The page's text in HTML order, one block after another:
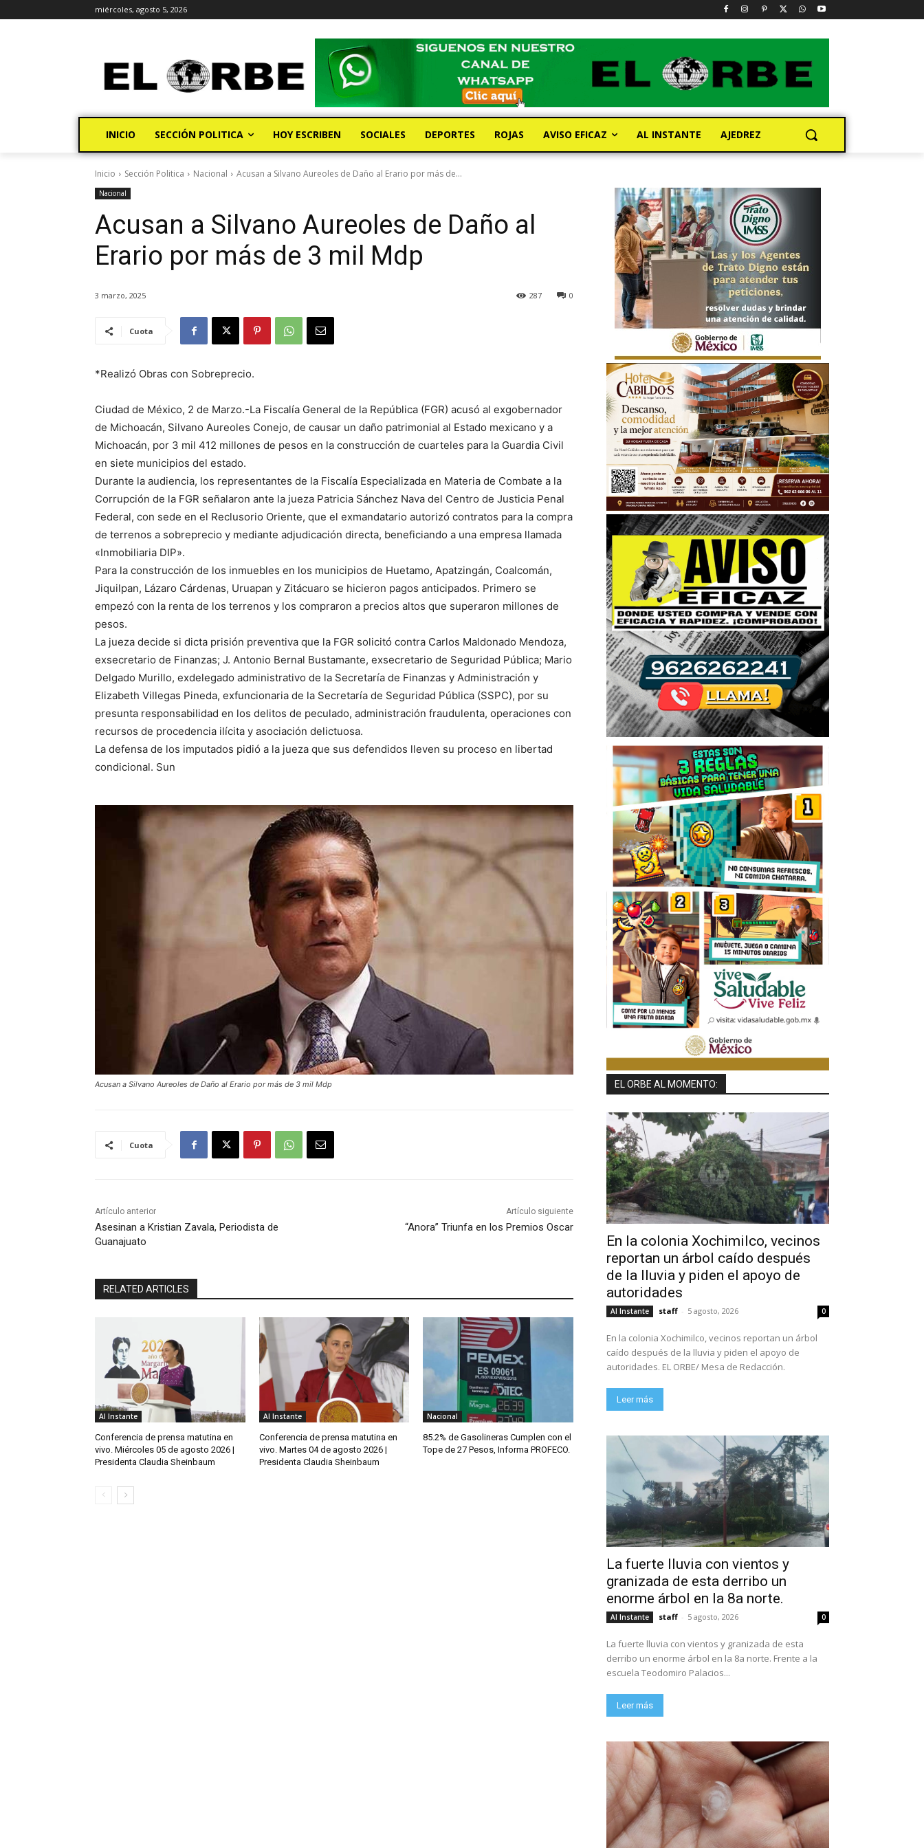
miércoles, agosto 5, 2026
INICIO SECCIÓN POLITICA HOY ESCRIBEN SOCIALES DEPORTES ROJAS AVISO EFICAZ AL INSTANTE AJEDREZ
Inicio Sección Politica Nacional Acusan a Silvano Aureoles de Daño al Erario por más de...
Nacional
Acusan a Silvano Aureoles de Daño al
Erario por más de 3 mil Mdp
3 marzo, 2025 0
287
Cuota
*Realizó Obras con Sobreprecio.
Ciudad de México, 2 de Marzo.-La Fiscalía General de la República (FGR) acusó al exgobernador
de Michoacán, Silvano Aureoles Conejo, de causar un daño patrimonial al Estado mexicano y a
Michoacán, por 3 mil 412 millones de pesos en la construcción de cuarteles para la Guardia Civil
en siete municipios del estado.
Durante la audiencia, los representantes de la Fiscalía Especializada en Materia de Combate a la
Corrupción de la FGR señalaron ante la jueza Patricia Sánchez Nava del Centro de Justicia Penal
Federal, con sede en el Reclusorio Oriente, que el exmandatario autorizó contratos para la compra
de terrenos a sobreprecio y mediante adjudicación directa, beneficiando a una empresa llamada
«Inmobiliaria DIP».
Para la construcción de los inmuebles en los municipios de Huetamo, Apatzingán, Coalcomán,
Jiquilpan, Lázaro Cárdenas, Uruapan y Zitácuaro se hicieron pagos anticipados. Primero se
empezó con la renta de los terrenos y los compraron a precios altos que superaron millones de
pesos.
La jueza decide si dicta prisión preventiva que la FGR solicitó contra Carlos Maldonado Mendoza,
exsecretario de Finanzas; J. Antonio Bernal Bustamante, exsecretario de Seguridad Pública; Mario
Delgado Murillo, exdelegado administrativo de la Secretaría de Finanzas y Administración y
Elizabeth Villegas Pineda, exfuncionaria de la Secretaría de Seguridad Pública (SSPC), por su
presunta responsabilidad en los delitos de peculado, administración fraudulenta, operaciones con
recursos de procedencia ilícita y asociación delictuosa.
La defensa de los imputados pidió a la jueza que sus defendidos lleven su proceso en libertad
condicional. Sun
Acusan a Silvano Aureoles de Daño al Erario por más de 3 mil Mdp
Cuota
Artículo anterior
Asesinan a Kristian Zavala, Periodista de
Guanajuato
Artículo siguiente
“Anora” Triunfa en los Premios Oscar
RELATED ARTICLES
Al Instante
Conferencia de prensa matutina en
vivo. Miércoles 05 de agosto 2026 |
Presidenta Claudia Sheinbaum
Al Instante
Conferencia de prensa matutina en
vivo. Martes 04 de agosto 2026 |
Presidenta Claudia Sheinbaum
Nacional
85.2% de Gasolineras Cumplen con el
Tope de 27 Pesos, Informa PROFECO.
EL ORBE AL MOMENTO:
En la colonia Xochimilco, vecinos
reportan un árbol caído después
de la lluvia y piden el apoyo de
autoridades
Al Instante staff - 5 agosto, 2026 0
En la colonia Xochimilco, vecinos reportan un árbol
caído después de la lluvia y piden el apoyo de
autoridades. EL ORBE/ Mesa de Redacción.
Leer más
La fuerte lluvia con vientos y
granizada de esta derribo un
enorme árbol en la 8a norte.
Al Instante staff - 5 agosto, 2026 0
La fuerte lluvia con vientos y granizada de esta
derribo un enorme árbol en la 8a norte. Frente a la
escuela Teodomiro Palacios...
Leer más